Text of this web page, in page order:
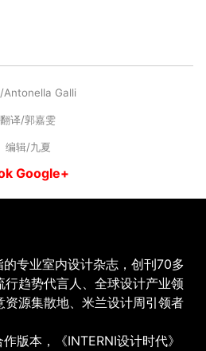
Antonella Galli
翻译/郭嘉雯
编辑/九夏
Google+
专业室内设计杂志，创刊70多
趋势代言人、全球设计产业领
源集散地、米兰设计周引领者
版本，《INTERNI设计时代》